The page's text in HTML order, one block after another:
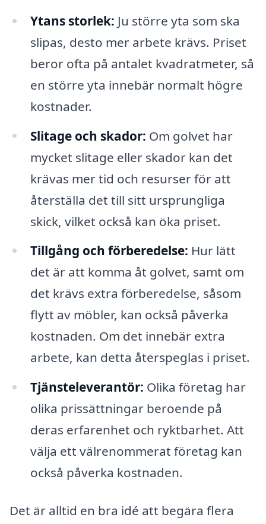
Ytans storlek: Ju större yta som ska
slipas, desto mer arbete krävs. Priset
beror ofta på antalet kvadratmeter, så
en större yta innebär normalt högre
kostnader.
Slitage och skador: Om golvet har
mycket slitage eller skador kan det
krävas mer tid och resurser för att
återställa det till sitt ursprungliga
skick, vilket också kan öka priset.
Tillgång och förberedelse: Hur lätt
det är att komma åt golvet, samt om
det krävs extra förberedelse, såsom
flytt av möbler, kan också påverka
kostnaden. Om det innebär extra
arbete, kan detta återspeglas i priset.
Tjänsteleverantör: Olika företag har
olika prissättningar beroende på
deras erfarenhet och ryktbarhet. Att
välja ett välrenommerat företag kan
också påverka kostnaden.
Det är alltid en bra idé att begära flera